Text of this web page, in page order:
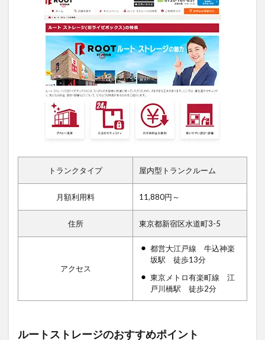
トランクタイプ 屋内型トランクルーム
月額利用料 11,880円～
住所 東京都新宿区水道町3-5
アクセス
都営大江戸線 牛込神楽
坂駅 徒歩13分
東京メトロ有楽町線 江
戸川橋駅 徒歩2分
ルートストレージのおすすめポイント